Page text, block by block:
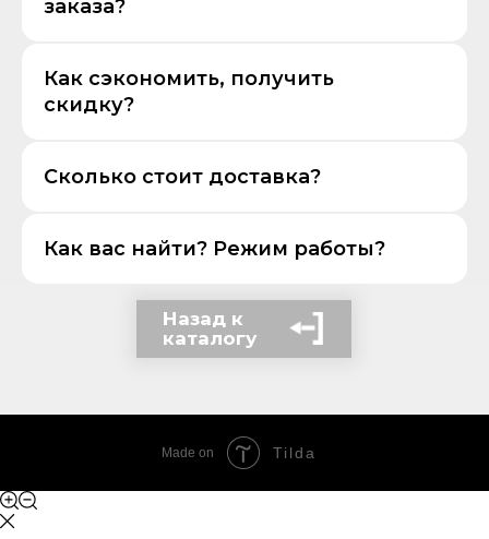
заказа?
Как сэкономить, получить
скидку?
Сколько стоит доставка?
Как вас найти? Режим работы?
Назад к
каталогу
Made on Tilda